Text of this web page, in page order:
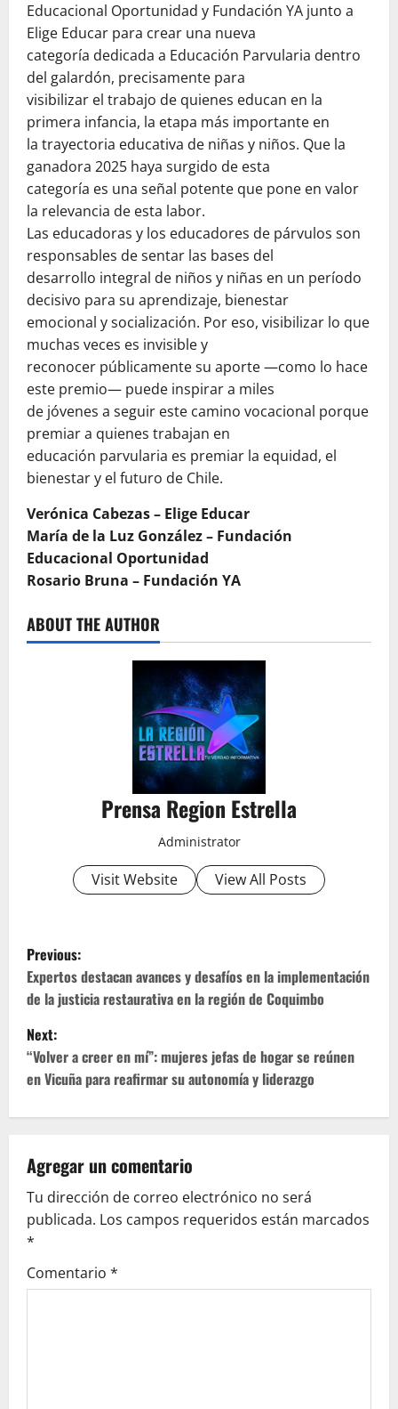
Educacional Oportunidad y Fundación YA junto a
Elige Educar para crear una nueva
categoría dedicada a Educación Parvularia dentro
del galardón, precisamente para
visibilizar el trabajo de quienes educan en la
primera infancia, la etapa más importante en
la trayectoria educativa de niñas y niños. Que la
ganadora 2025 haya surgido de esta
categoría es una señal potente que pone en valor
la relevancia de esta labor.
Las educadoras y los educadores de párvulos son
responsables de sentar las bases del
desarrollo integral de niños y niñas en un período
decisivo para su aprendizaje, bienestar
emocional y socialización. Por eso, visibilizar lo que
muchas veces es invisible y
reconocer públicamente su aporte —como lo hace
este premio— puede inspirar a miles
de jóvenes a seguir este camino vocacional porque
premiar a quienes trabajan en
educación parvularia es premiar la equidad, el
bienestar y el futuro de Chile.
Verónica Cabezas – Elige Educar
María de la Luz González – Fundación
Educacional Oportunidad
Rosario Bruna – Fundación YA
ABOUT THE AUTHOR
Prensa Region Estrella
Administrator
Visit Website View All Posts
P
o
s
t
n
v
i
g
a
Previous:
Expertos destacan avances y desafíos en la implementación
de la justicia restaurativa en la región de Coquimbo
Next:
“Volver a creer en mí”: mujeres jefas de hogar se reúnen
en Vicuña para reafirmar su autonomía y liderazgo
Agregar un comentario
Tu dirección de correo electrónico no será
publicada. Los campos requeridos están marcados
*
Comentario *